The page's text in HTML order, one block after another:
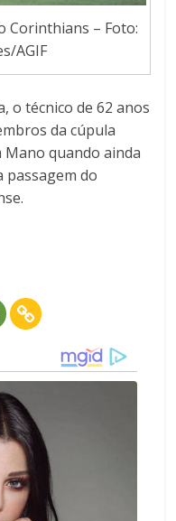
Corinthians – Foto:
AGIF
o técnico de 62 anos
da cúpula
quando ainda
passagem do